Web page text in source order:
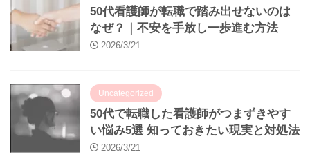
50代看護師が転職で踏み出せないのは
なぜ？｜不安を手放し一歩進む方法
2026/3/21
Uncategorized
50代で転職した看護師がつまずきやす
い悩み5選 知っておきたい現実と対処法
2026/3/21